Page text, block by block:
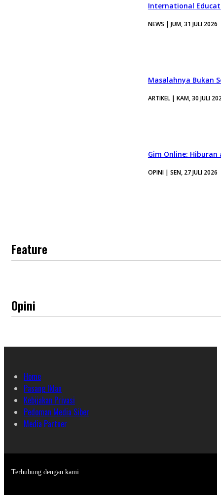
International
NEWS | JUM, 31 JULI 2026
Masalahnya Bukan
ARTIKEL | KAM, 30 JULI
Gim Online:
OPINI | SEN, 27 JULI 2026
Feature
Opini
Home
Pasang Iklan
Kebijakan Privasi
Pedoman Media Siber
Media Partner
Terhubung dengan kami